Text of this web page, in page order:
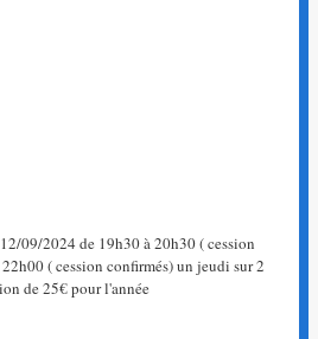
09/2024 de 19h30 à 20h30 ( cession
( cession confirmés) un jeudi sur 2
de 25€ pour l'année